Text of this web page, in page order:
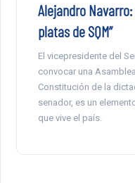
Alejandro
platas de SQM”
El vicepresidente del
convocar una
Constitución de la
senador, es un
que vive el país.